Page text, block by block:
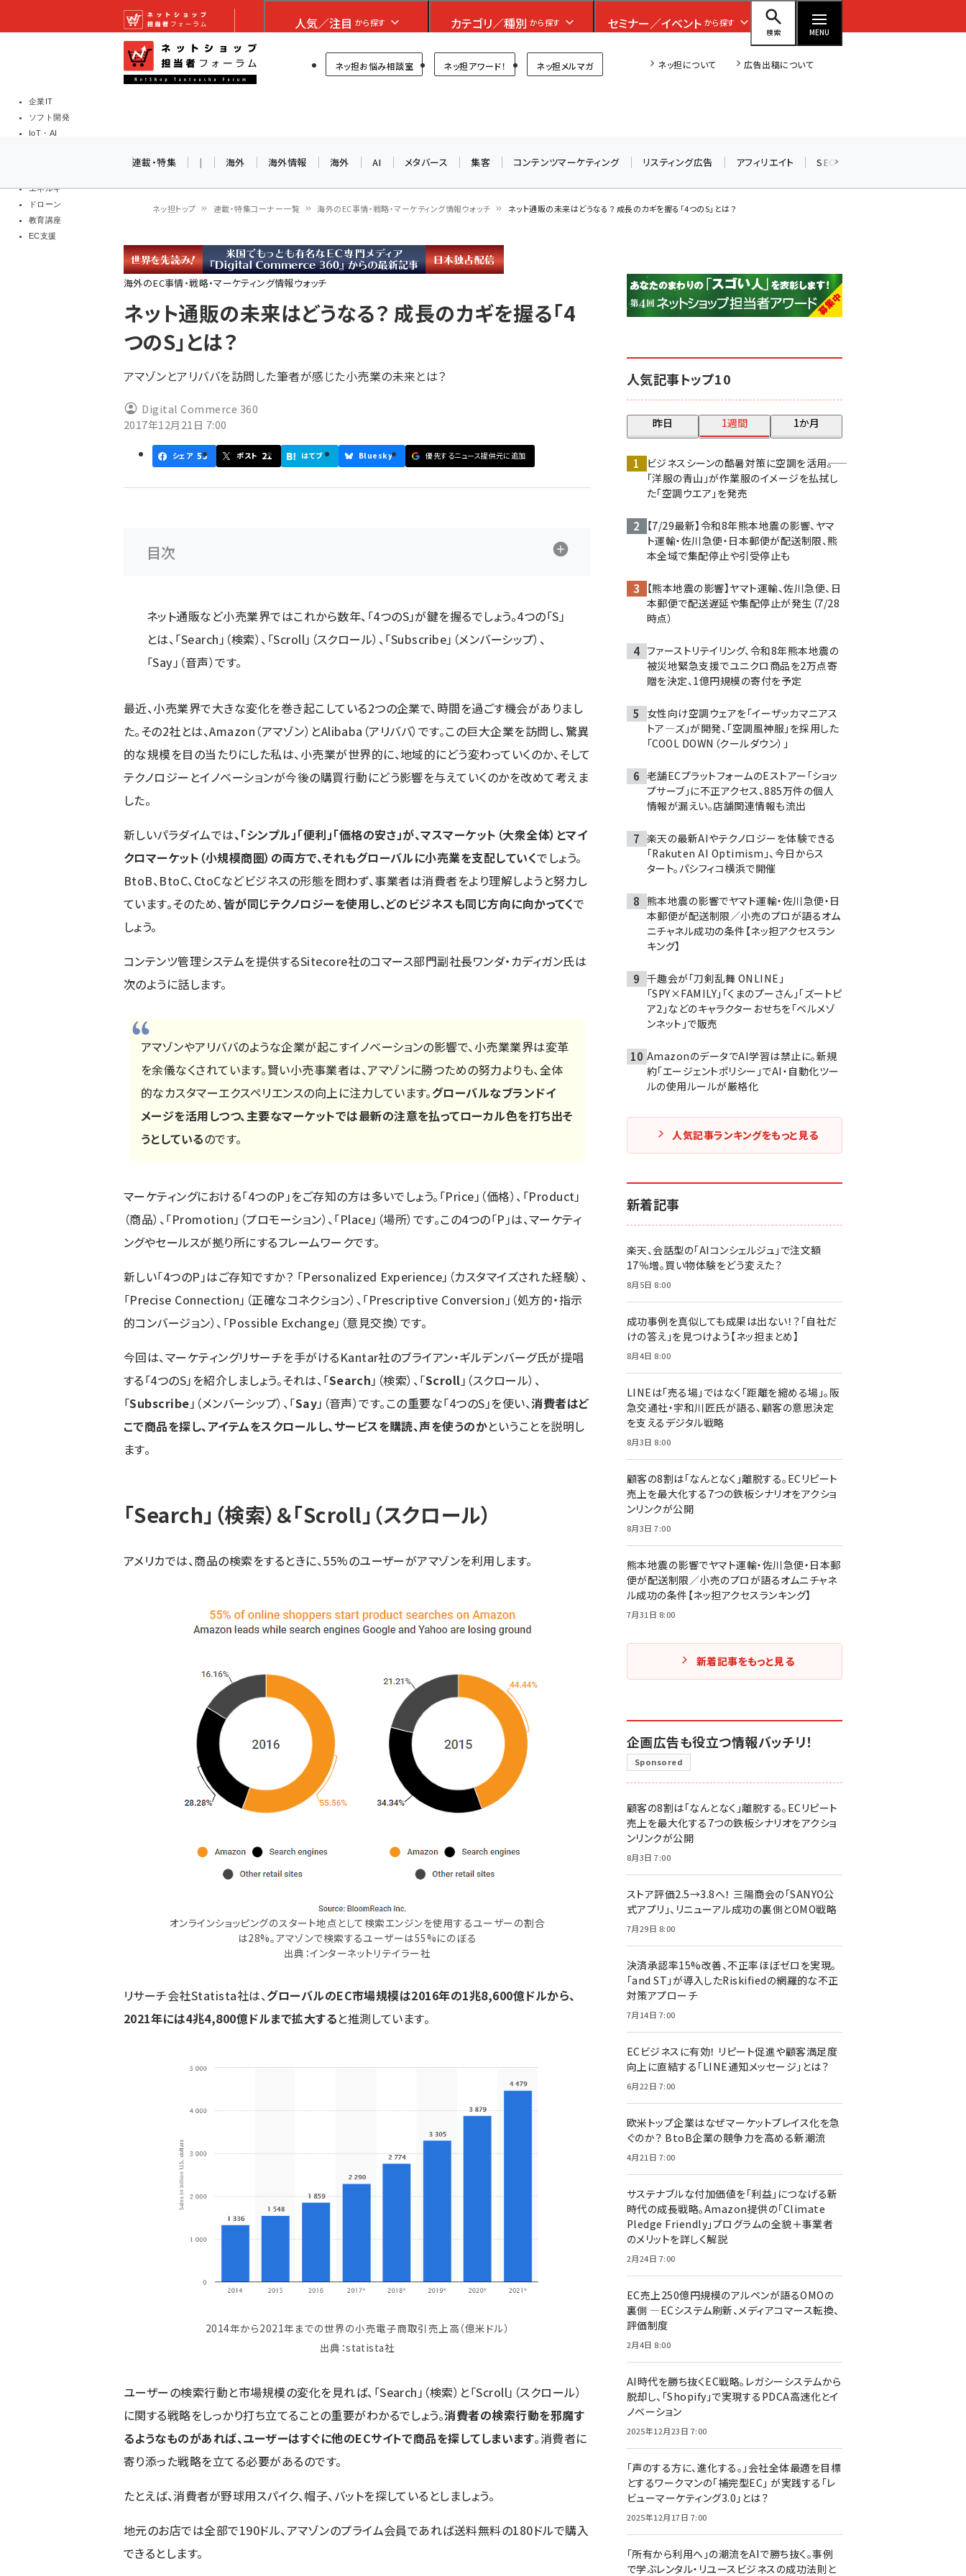
イ
企業IT
ソフト開発
IoT・AI
エネルギー
ドローン
教育講座
EC支援
ネットショップ担当者フォーラム
ネッ担お悩み相談室 ネッ担アワード！ ネッ担メルマガ ネッ担について 広告出稿について
検索 MENU
ネットショップ担当者フォーラム
人気／注目 から探す カテゴリ／種別 から探す セミナー／イベント から探す
yahoo (1898)
base (1070)
ビィ・フォアード (772)
連載・特集 | 海外 海外情報 海外 AI メタバース 集客 コンテンツマーケティング リスティング広告 アフィリエイト SEO
パ
ン
く
ず
ネッ担トップ 連載・特集コーナー一覧 海外のEC事情・戦略・マーケティング情報ウォッチ ネット通販の未来はどうなる？ 成長のカギを握る「4つのS」とは？
海外のEC事情・戦略・マーケティング情報ウォッチ
ネット通販の未来はどうなる？ 成長のカギを握る「4
つのS」とは？
アマゾンとアリババを訪問した筆者が感じた小売業の未来とは？
Digital Commerce 360
2017年12月21日 7:00
シェア 55 ポスト 21 はてブ Bluesky 優先するニュース提供元に追加
目次
ネット通販など小売業界ではこれから数年、「4つのS」が鍵を握るでしょう。4つの「S」
とは、「Search」（検索）、「Scroll」（スクロール）、「Subscribe」（メンバーシップ）、
「Say」（音声）です。
最近、小売業界で大きな変化を巻き起こしている2つの企業で、時間を過ごす機会がありまし
た。その2社とは、Amazon（アマゾン）とAlibaba（アリババ）です。この巨大企業を訪問し、驚異
的な規模を目の当たりにした私は、小売業が世界的に、地域的にどう変わっていくのか、そして
テクノロジーとイノベーションが今後の購買行動にどう影響を与えていくのかを改めて考えま
した。
新しいパラダイムでは、「シンプル」「便利」「価格の安さ」が、マスマーケット（大衆全体）とマイ
クロマーケット（小規模商圏）の両方で、それもグローバルに小売業を支配していくでしょう。
BtoB、BtoC、CtoCなどビジネスの形態を問わず、事業者は消費者をより理解しようと努力し
ています。そのため、皆が同じテクノロジーを使用し、どのビジネスも同じ方向に向かってくで
しょう。
コンテンツ管理システムを提供するSitecore社のコマース部門副社長ワンダ・カディガン氏は
次のように話します。
アマゾンやアリババのような企業が起こすイノベーションの影響で、小売業業界は変革
を余儀なくされています。賢い小売事業者は、アマゾンに勝つための努力よりも、全体
的なカスタマーエクスペリエンスの向上に注力しています。グローバルなブランドイ
メージを活用しつつ、主要なマーケットでは最新の注意を払ってローカル色を打ち出そ
うとしているのです。
マーケティングにおける「4つのP」をご存知の方は多いでしょう。「Price」（価格）、「Product」
（商品）、「Promotion」（プロモーション）、「Place」（場所）です。この4つの「P」は、マーケティ
ングやセールスが拠り所にするフレームワークです。
新しい「4つのP」はご存知ですか？ 「Personalized Experience」（カスタマイズされた経験）、
「Precise Connection」（正確なコネクション）、「Prescriptive Conversion」（処方的・指示
的コンバージョン）、「Possible Exchange」（意見交換）です。
今回は、マーケティングリサーチを手がけるKantar社のブライアン・ギルデンバーグ氏が提唱
する「4つのS」を紹介しましょう。それは、「Search」（検索）、「Scroll」（スクロール）、
「Subscribe」（メンバーシップ）、「Say」（音声）です。この重要な「4つのS」を使い、消費者はど
こで商品を探し、アイテムをスクロールし、サービスを購読、声を使うのかということを説明し
ます。
「Search」（検索）＆「Scroll」（スクロール）
アメリカでは、商品の検索をするときに、55%のユーザーがアマゾンを利用します。
オンラインショッピングのスタート地点として検索エンジンを使用するユーザーの割合
は28%。アマゾンで検索するユーザーは55%にのぼる
出典：インターネットリテイラー社
リサーチ会社Statista社は、グローバルのEC市場規模は2016年の1兆8,600億ドルから、
2021年には4兆4,800億ドルまで拡大すると推測しています。
2014年から2021年までの世界の小売電子商取引売上高（億米ドル）
出典：statista社
ユーザーの検索行動と市場規模の変化を見れば、「Search」（検索）と「Scroll」（スクロール）
に関する戦略をしっかり打ち立てることの重要がわかるでしょう。消費者の検索行動を邪魔す
るようなものがあれば、ユーザーはすぐに他のECサイトで商品を探してしまいます。消費者に
寄り添った戦略を立てる必要があるのです。
たとえば、消費者が野球用スパイク、帽子、バットを探しているとしましょう。
地元のお店では全部で190ドル、アマゾンのプライム会員であれば送料無料の180ドルで購入
できるとします。
人気記事トップ10
昨日 1週間 1か月
ビジネスシーンの酷暑対策に空調を活用――。
「洋服の青山」が作業服のイメージを払拭し
た「空調ウエア」を発売
【7/29最新】令和8年熊本地震の影響、ヤマ
ト運輸・佐川急便・日本郵便が配送制限、熊
本全域で集配停止や引受停止も
【熊本地震の影響】ヤマト運輸、佐川急便、日
本郵便で配送遅延や集配停止が発生（7/28
時点）
ファーストリテイリング、令和8年熊本地震の
被災地緊急支援でユニクロ商品を2万点寄
贈を決定、1億円規模の寄付を予定
女性向け空調ウェアを「イーザッカマニアス
トア―ズ」が開発、「空調風神服」を採用した
「COOL DOWN（クールダウン）」
老舗ECプラットフォームのEストアー「ショッ
プサーブ」に不正アクセス、885万件の個人
情報が漏えい。店舗関連情報も流出
楽天の最新AIやテクノロジーを体験できる
「Rakuten AI Optimism」、今日からス
タート。パシフィコ横浜で開催
熊本地震の影響でヤマト運輸・佐川急便・日
本郵便が配送制限／小売のプロが語るオム
ニチャネル成功の条件【ネッ担アクセスラン
キング】
千趣会が「刀剣乱舞 ONLINE」
「SPY×FAMILY」「くまのプーさん」「ズートピ
ア2」などのキャラクターおせちを「ベルメゾ
ンネット」で販売
AmazonのデータでAI学習は禁止に。新規
約「エージェントポリシー」でAI・自動化ツー
ルの使用ルールが厳格化
人気記事ランキングをもっと見る
新着記事
楽天、会話型の「AIコンシェルジュ」で注文額
17％増。買い物体験をどう変えた？
8月5日 8:00
成功事例を真似しても成果は出ない！？「自社だ
けの答え」を見つけよう【ネッ担まとめ】
8月4日 8:00
LINEは「売る場」ではなく「距離を縮める場」。阪
急交通社・宇和川匠氏が語る、顧客の意思決定
を支えるデジタル戦略
8月3日 8:00
顧客の8割は「なんとなく」離脱する。ECリピート
売上を最大化する7つの鉄板シナリオをアクショ
ンリンクが公開
8月3日 7:00
熊本地震の影響でヤマト運輸・佐川急便・日本郵
便が配送制限／小売のプロが語るオムニチャネ
ル成功の条件【ネッ担アクセスランキング】
7月31日 8:00
新着記事をもっと見る
企画広告も役立つ情報バッチリ！
Sponsored
顧客の8割は「なんとなく」離脱する。ECリピート
売上を最大化する7つの鉄板シナリオをアクショ
ンリンクが公開
8月3日 7:00
ストア評価2.5→3.8へ！ 三陽商会の「SANYO公
式アプリ」、リニューアル成功の裏側とOMO戦略
7月29日 8:00
決済承認率15%改善、不正率ほぼゼロを実現。
「and ST」が導入したRiskifiedの網羅的な不正
対策アプローチ
7月14日 7:00
ECビジネスに有効！ リピート促進や顧客満足度
向上に直結する「LINE通知メッセージ」とは？
6月22日 7:00
欧米トップ企業はなぜマーケットプレイス化を急
ぐのか？ BtoB企業の競争力を高める新潮流
4月21日 7:00
サステナブルな付加価値を「利益」につなげる新
時代の成長戦略。Amazon提供の「Climate
Pledge Friendly」プログラムの全貌＋事業者
のメリットを詳しく解説
2月24日 7:00
EC売上250億円規模のアルペンが語るOMOの
裏側 ―ECシステム刷新、メディアコマース転換、
評価制度
2月4日 8:00
AI時代を勝ち抜くEC戦略。レガシーシステムから
脱却し、「Shopify」で実現するPDCA高速化とイ
ノベーション
2025年12月23日 7:00
「声のする方に、進化する。」会社全体最適を目標
とするワークマンの「補完型EC」 が実践する「レ
ビューマーケティング3.0」とは？
2025年12月17日 7:00
「所有から利用へ」の潮流をAIで勝ち抜く。事例
で学ぶレンタル・リユースビジネスの成功法則と
ミナー（8/26＠東京）【交流会も実施】
8/26（水）、東京・四谷で開催。登壇者・聴講者と交流できる
参加登録はこちら↑